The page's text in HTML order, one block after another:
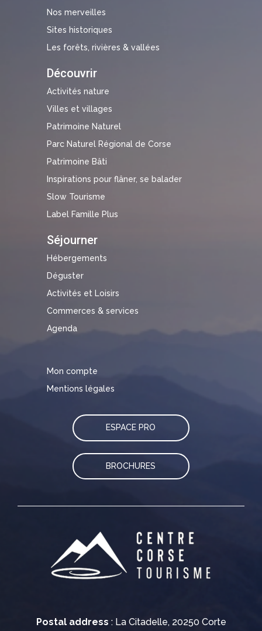
Postal address : La Citadelle, 20250 Corte
Nos merveilles
Sites historiques
Les forêts, rivières & vallées
Découvrir
Activités nature
Villes et villages
Patrimoine Naturel
Parc Naturel Régional de Corse
Patrimoine Bâti
Inspirations pour flâner, se balader
Slow Tourisme
Label Famille Plus
Séjourner
Hébergements
Déguster
Activités et Loisirs
Commerces & services
Agenda
Mon compte
Mentions légales
ESPACE PRO
BROCHURES